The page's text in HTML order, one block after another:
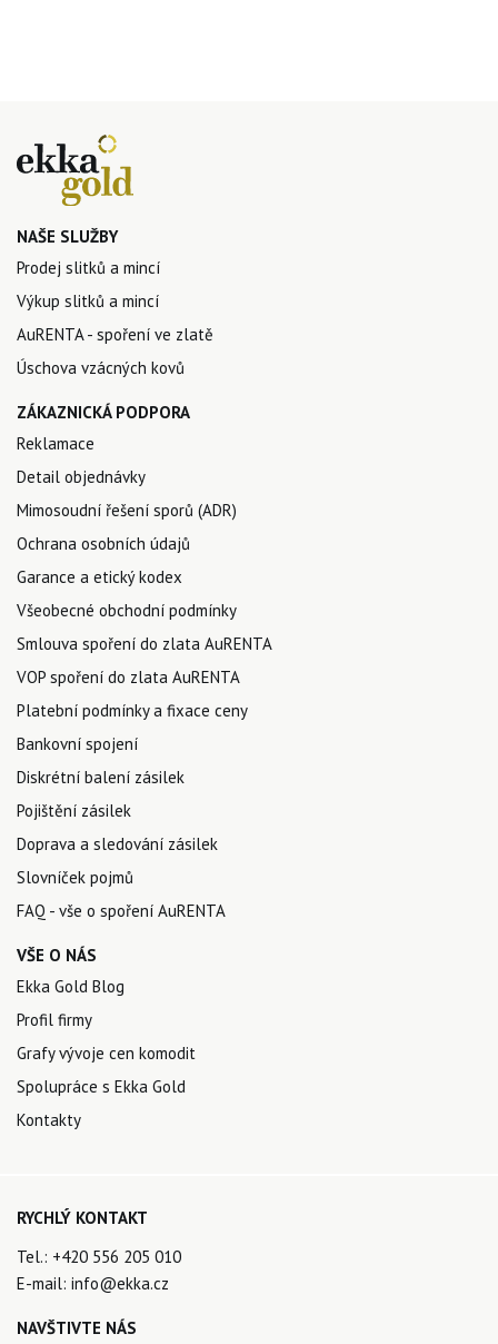
NAŠE SLUŽBY
Prodej slitků a mincí
Výkup slitků a mincí
AuRENTA - spoření ve zlatě
Úschova vzácných kovů
ZÁKAZNICKÁ PODPORA
Reklamace
Detail objednávky
Mimosoudní řešení sporů (ADR)
Ochrana osobních údajů
Garance a etický kodex
Všeobecné obchodní podmínky
Smlouva spoření do zlata AuRENTA
VOP spoření do zlata AuRENTA
Platební podmínky a fixace ceny
Bankovní spojení
Diskrétní balení zásilek
Pojištění zásilek
Doprava a sledování zásilek
Slovníček pojmů
FAQ - vše o spoření AuRENTA
VŠE O NÁS
Ekka Gold Blog
Profil firmy
Grafy vývoje cen komodit
Spolupráce s Ekka Gold
Kontakty
RYCHLÝ KONTAKT
Tel.: +420 556 205 010
E-mail: info@ekka.cz
NAVŠTIVTE NÁS